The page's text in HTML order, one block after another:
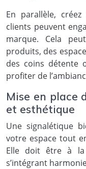
En parallèle,
clients peuvent
marque. Cela
produits, des
des coins détente
profiter de
Mise en place
et esthétique
Une signalétique
votre espace tout
Elle doit être à la
s’intégrant